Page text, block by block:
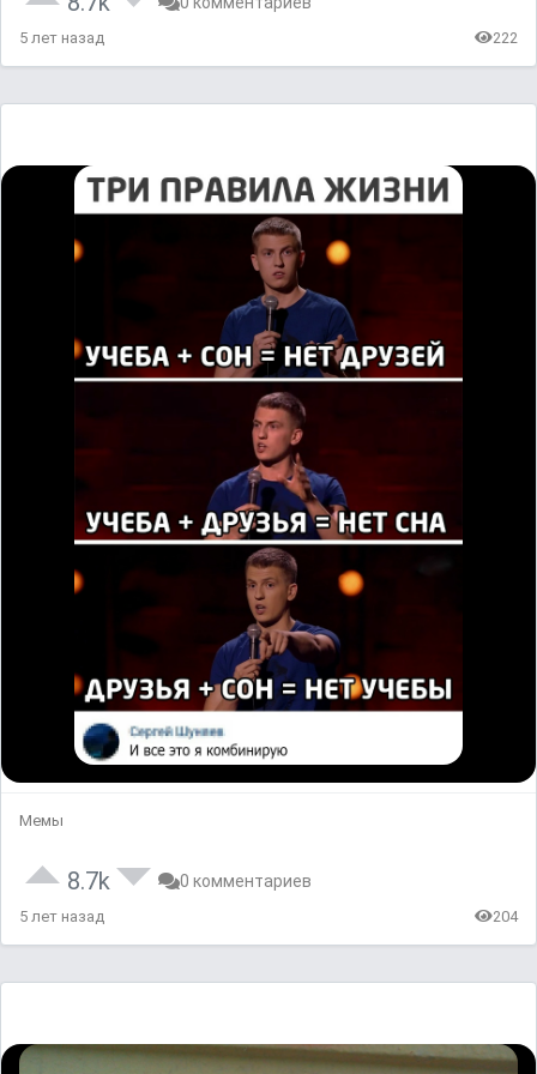
5 лет назад 222
Мемы
8.7k 0 комментариев
5 лет назад 204